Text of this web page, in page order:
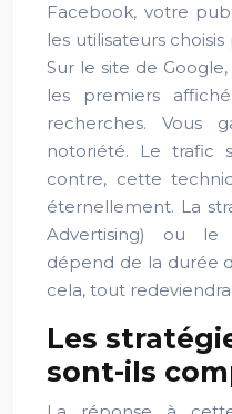
Facebook, votre
les utilisateurs
Sur le site de
les premiers
recherches. Vous
notoriété. Le trafic
contre, cette
éternellement. La
Advertising) ou le
dépend de la durée
cela, tout
Les
sont-ils